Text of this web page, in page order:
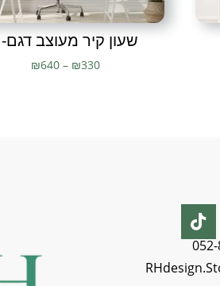
שעון קיר מעוצב דגם-1
₪330
–
₪640